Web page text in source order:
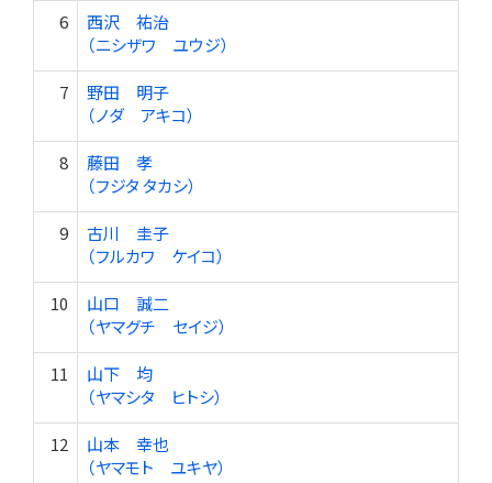
6
西沢 祐治
（ニシザワ ユウジ）
7
野田 明子
（ノダ アキコ）
8
藤田 孝
（フジタ タカシ）
9
古川 圭子
（フルカワ ケイコ）
10
山口 誠二
（ヤマグチ セイジ）
11
山下 均
（ヤマシタ ヒトシ）
12
山本 幸也
（ヤマモト ユキヤ）